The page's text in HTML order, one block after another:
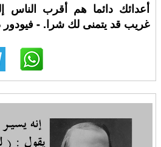
أعدائك دائما هم أقرب
غريب قد يتمنى لك شرا. -